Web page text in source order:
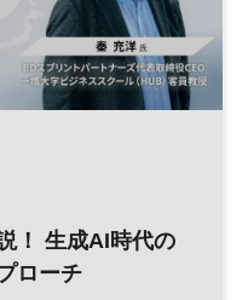
！ 生成AI時代の
ローチ